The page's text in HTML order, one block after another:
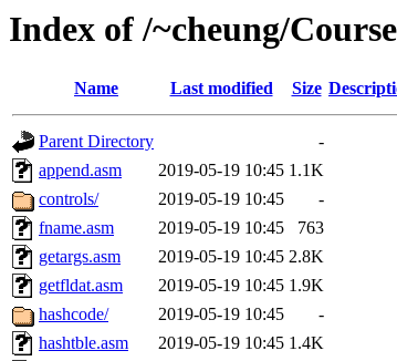
Index of /~cheung/
Name Last modified Size
Parent Directory
-
append.asm
2019-05-19 10:45 1.1K
controls/
2019-05-19 10:45
-
fname.asm
2019-05-19 10:45
763
getargs.asm
2019-05-19 10:45 2.8K
getfldat.asm
2019-05-19 10:45 1.9K
hashcode/
2019-05-19 10:45
-
hashtble.asm
2019-05-19 10:45 1.4K